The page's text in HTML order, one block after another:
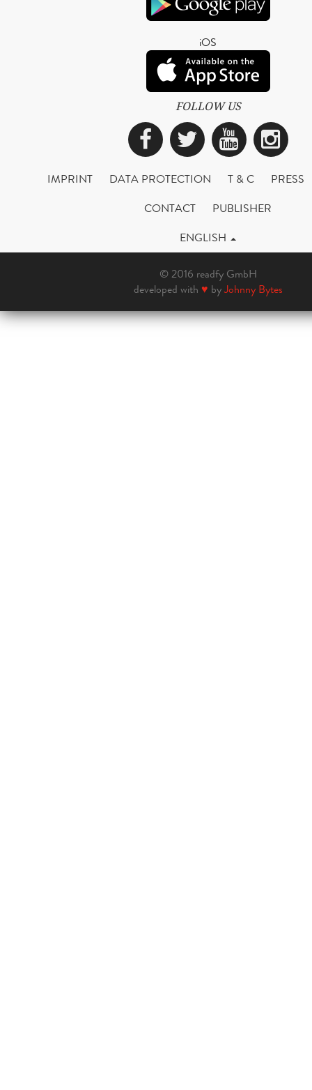
iOS
FOLLOW US
Facebook
Twitter
IMPRINT DATA PROTECTION T & C
PRESS
CONTACT
PUBLISHER
ENGLISH
© 2016 readfy GmbH
developed with ♥ byJohnny Bytes